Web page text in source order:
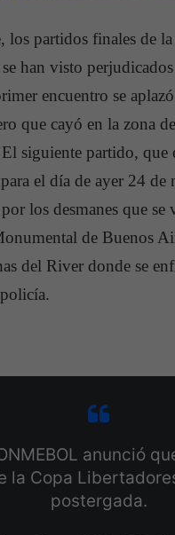
los partidos finales de
han visto
encuentro se
que cayó en la zona
siguiente partido, que
el día de ayer 24 de
los desmanes que se
de Buenos
del River donde se
anunció
la Copa
postergada.